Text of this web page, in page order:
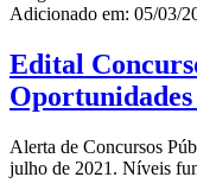
Adicionado em: 05/03/
Edital
Alerta de Concursos
julho de 2021. Níveis